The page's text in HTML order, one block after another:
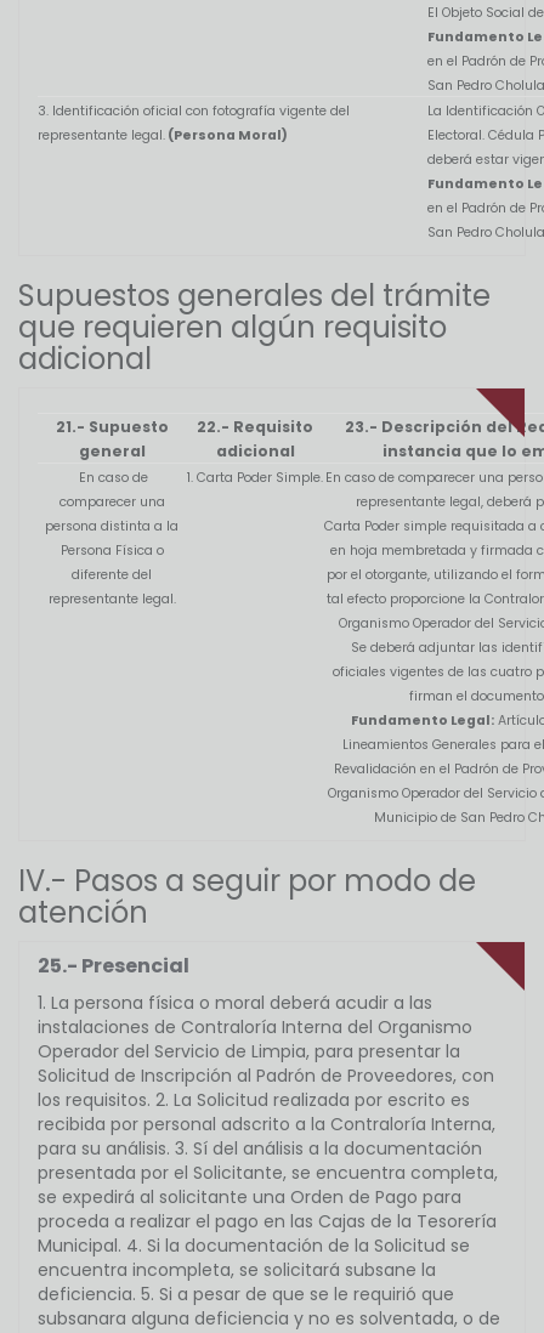
El Objeto Social
Fundamento
en el Padrón de
San Pedro
3. Identificación oficial con fotografía vigente del
representante legal. (Persona Moral)
La Identificación
Electoral. Cédula
deberá estar
Fundamento
en el Padrón de
San Pedro
Supuestos generales del trámite
que requieren algún requisito
adicional
21.- Supuesto
general
22.- Requisito
adicional
23.- Descripción del
instancia que lo
En caso de
comparecer una
persona distinta a la
Persona Física o
diferente del
representante legal.
1. Carta Poder Simple. En caso de comparecer una
representante legal, deberá
Carta Poder simple requisitada a
en hoja membretada y firmada
por el otorgante, utilizando el
tal efecto proporcione la
Organismo Operador del
Se deberá adjuntar las
oficiales vigentes de las cuatro
firman el
Fundamento Legal:
Lineamientos Generales para
Revalidación en el Padrón de
Organismo Operador del Servicio
Municipio de San Pedro
IV.- Pasos a seguir por modo de
atención
25.- Presencial
1. La persona física o moral deberá acudir a las
instalaciones de Contraloría Interna del Organismo
Operador del Servicio de Limpia, para presentar la
Solicitud de Inscripción al Padrón de Proveedores, con
los requisitos. 2. La Solicitud realizada por escrito es
recibida por personal adscrito a la Contraloría Interna,
para su análisis. 3. Sí del análisis a la documentación
presentada por el Solicitante, se encuentra completa,
se expedirá al solicitante una Orden de Pago para
proceda a realizar el pago en las Cajas de la Tesorería
Municipal. 4. Si la documentación de la Solicitud se
encuentra incompleta, se solicitará subsane la
deficiencia. 5. Si a pesar de que se le requirió que
subsanara alguna deficiencia y no es solventada, o de